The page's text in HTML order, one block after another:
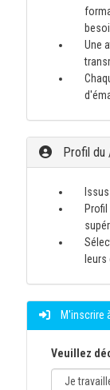
Une
Profil du
M'inscrire
Veuillez